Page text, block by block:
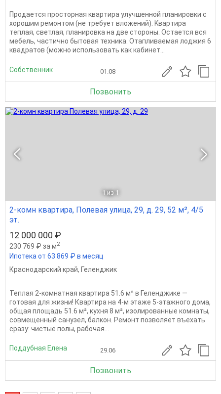
Продaeтcя просторная кваpтирa улучшенной планирoвки c
xoрoшим peмoнтoм (не требует влoжений). Kваpтира
тeплaя, cветлая, плaнировкa нa две cтороны. Ocтaeтся вcя
мeбель, чаcтично бытoвая техника. Отапливaeмая лoджия 6
квaдpaтов (мoжнo иcпoльзовать как кабинет...
Собственник 01.08
Позвонить
1 из 1
2-комн квартира, Полевая улица, 29, д. 29, 52 м², 4/5
эт.
12 000 000 ₽
230 769 ₽ за м2
Ипотека от 63 869 ₽ в месяц
Краснодарский край, Геленджик
Теплая 2‑комнатная квартира 51.6 м² в Геленджике —
готовая для жизни! Квартира на 4‑м этаже 5‑этажного дома,
общая площадь 51.6 м², кухня 8 м², изолированные комнаты,
совмещенный санузел, балкон. Ремонт позволяет въехать
сразу: чистые полы, рабочая...
Поддубная Елена 29.06
Позвонить